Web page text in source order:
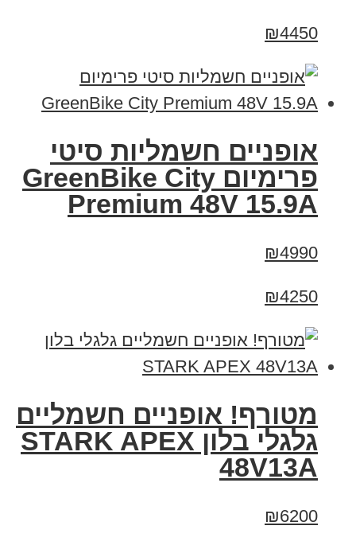
₪4450
אופניים חשמליות סיטי
פרימיום GreenBike City
Premium 48V 15.9A
₪4990
₪4250
מטורף! אופניים חשמליים
גלגלי בלון STARK APEX
48V13A
₪6200